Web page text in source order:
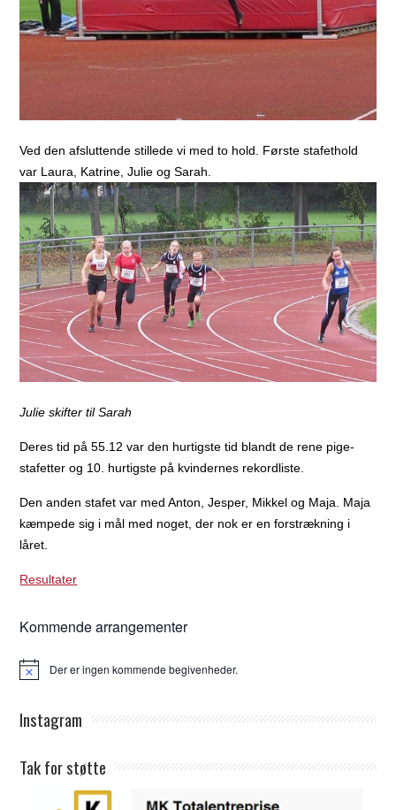
Ved den afsluttende stillede vi med to hold. Første stafethold
var Laura, Katrine, Julie og Sarah.
Julie skifter til Sarah
Deres tid på 55.12 var den hurtigste tid blandt de rene pige-
stafetter og 10. hurtigste på kvindernes rekordliste.
Den anden stafet var med Anton, Jesper, Mikkel og Maja. Maja
kæmpede sig i mål med noget, der nok er en forstrækning i
låret.
Resultater
Kommende arrangementer
Notice Der er ingen kommende begivenheder.
Instagram
Tak for støtte